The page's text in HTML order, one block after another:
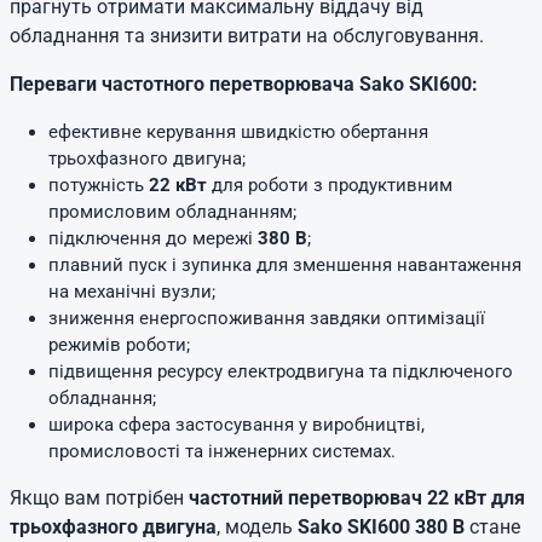
прагнуть отримати максимальну віддачу від
обладнання та знизити витрати на обслуговування.
Переваги частотного перетворювача Sako SKI600:
ефективне керування швидкістю обертання
трьохфазного двигуна;
потужність 22 кВт для роботи з продуктивним
промисловим обладнанням;
підключення до мережі 380 В;
плавний пуск і зупинка для зменшення навантаження
на механічні вузли;
зниження енергоспоживання завдяки оптимізації
режимів роботи;
підвищення ресурсу електродвигуна та підключеного
обладнання;
широка сфера застосування у виробництві,
промисловості та інженерних системах.
Якщо вам потрібен частотний перетворювач 22 кВт для
трьохфазного двигуна, модель Sako SKI600 380 В стане